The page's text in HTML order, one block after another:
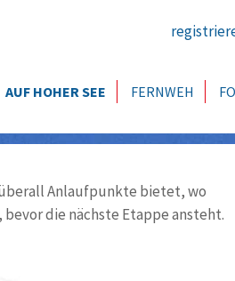
AUF HOHER SEE FERNWEH
Anlaufpunkte bietet, wo
die nächste Etappe ansteht.